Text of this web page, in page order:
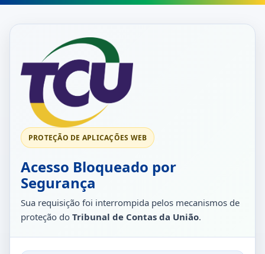
PROTEÇÃO DE APLICAÇÕES WEB
Acesso Bloqueado por
Segurança
Sua requisição foi interrompida pelos mecanismos de
proteção do Tribunal de Contas da União.